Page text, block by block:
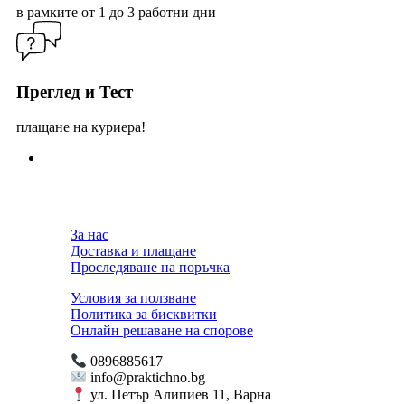
в рамките от 1 до 3 работни дни
Преглед и Тест
плащане на куриера!
За нас
Доставка и плащане
Проследяване на поръчка
Условия за ползване
Политика за бисквитки
Онлайн решаване на спорове
0896885617
info@praktichno.bg
ул. Петър Алипиев 11, Варна